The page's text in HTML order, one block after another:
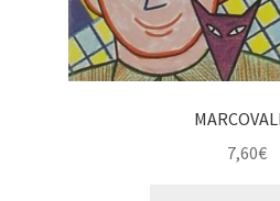
7,60€